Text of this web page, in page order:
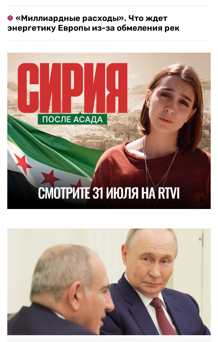
«Миллиардные расходы». Что ждет
энергетику Европы из-за обмеления рек